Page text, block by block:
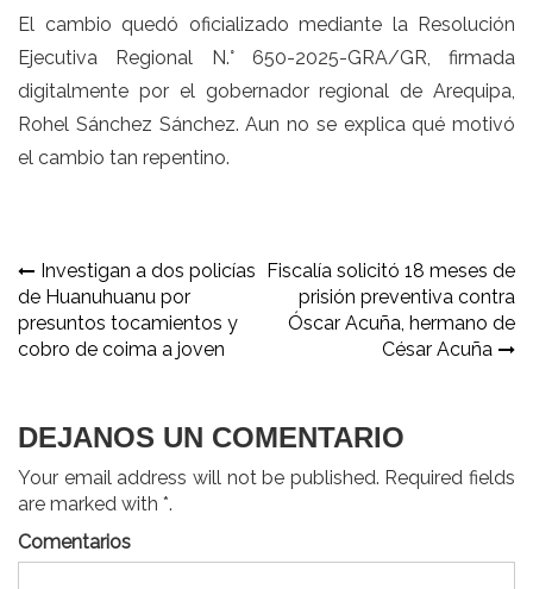
El cambio quedó oficializado mediante la Resolución
Ejecutiva Regional N.° 650-2025-GRA/GR, firmada
digitalmente por el gobernador regional de Arequipa,
Rohel Sánchez Sánchez. Aun no se explica qué motivó
el cambio tan repentino.
Navegación
de
entradas
Investigan a dos policías
de Huanuhuanu por
presuntos tocamientos y
cobro de coima a joven
Fiscalía solicitó 18 meses de
prisión preventiva contra
Óscar Acuña, hermano de
César Acuña
DEJANOS UN COMENTARIO
Your email address will not be published. Required fields
are marked with *.
Comentarios